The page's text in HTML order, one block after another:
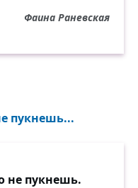
Фаина Раневская
пукнешь...
не пукнешь.